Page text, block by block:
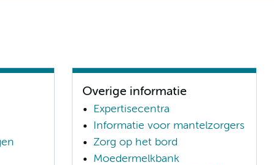
Overige informatie
Expertisecentra
Informatie voor mantelzorgers
Zorg op het bord
Moedermelkbank